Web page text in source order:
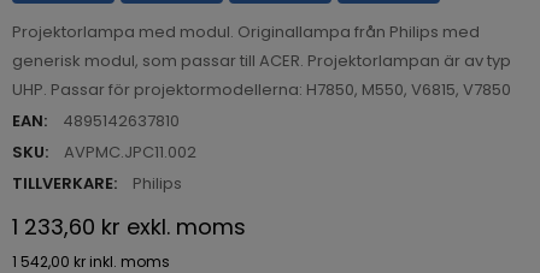
Projektorlampa med modul. Originallampa från Philips med
generisk modul, som passar till ACER. Projektorlampan är av typ
UHP. Passar för projektormodellerna: H7850, M550, V6815, V7850
EAN:
4895142637810
SKU:
AVPMC.JPC11.002
TILLVERKARE:
Philips
1 233,60 kr exkl. moms
1 542,00 kr inkl. moms